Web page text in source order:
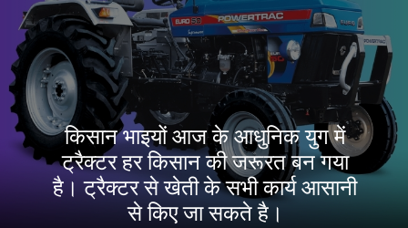
किसान भाइयों आज के आधुनिक युग में
ट्रैक्टर हर किसान की जरूरत बन गया
है। ट्रैक्टर से खेती के सभी कार्य आसानी
से किए जा सकते है।